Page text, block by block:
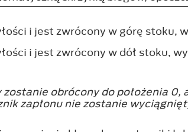
i jest zwrócony w górę
i jest zwrócony w dół stoku,
zostanie obrócony do położenia
zapłonu nie zostanie